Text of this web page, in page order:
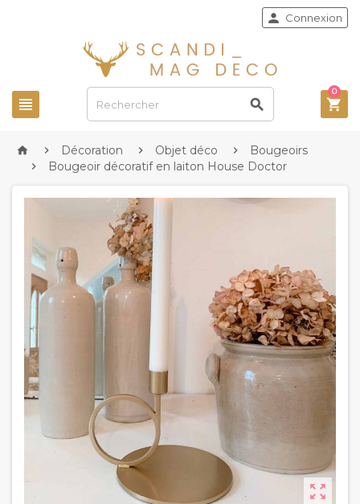
 
 Connexion

0
  Décoration  Objet déco  Bougeoirs
 Bougeoir décoratif en laiton House Doctor
